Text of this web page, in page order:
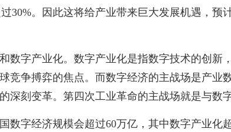
30%。因此这将给产业带来巨大发展机遇，预
数字产业化。数字产业化是指数字技术的创新
竞争搏弈的焦点。而数字经济的主战场是产业
深刻变革。第四次工业革命的主战场就是与数
数字经济规模会超过60万亿，其中数字产业化